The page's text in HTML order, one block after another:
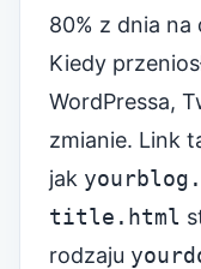
80% z dnia na
Kiedy
WordPressa,
zmianie. Link
jak
title.html
rodzaju